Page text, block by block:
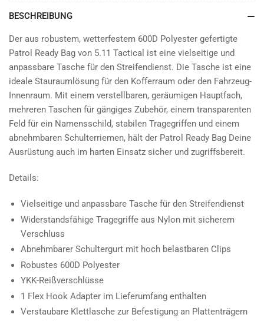
BESCHREIBUNG
Der aus robustem, wetterfestem 600D Polyester gefertigte
Patrol Ready Bag von 5.11 Tactical ist eine vielseitige und
anpassbare Tasche für den Streifendienst. Die Tasche ist eine
ideale Stauraumlösung für den Kofferraum oder den Fahrzeug-
Innenraum. Mit einem verstellbaren, geräumigen Hauptfach,
mehreren Taschen für gängiges Zubehör, einem transparenten
Feld für ein Namensschild, stabilen Tragegriffen und einem
abnehmbaren Schulterriemen, hält der Patrol Ready Bag Deine
Ausrüstung auch im harten Einsatz sicher und zugriffsbereit.
Details:
Vielseitige und anpassbare Tasche für den Streifendienst
Widerstandsfähige Tragegriffe aus Nylon mit sicherem
Verschluss
Abnehmbarer Schultergurt mit hoch belastbaren Clips
Robustes 600D Polyester
YKK-Reißverschlüsse
1 Flex Hook Adapter im Lieferumfang enthalten
Verstaubare Klettlasche zur Befestigung an Plattenträgern